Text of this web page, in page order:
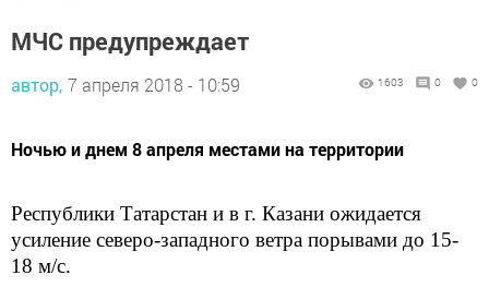
МЧС предупреждает
автор, 7 апреля 2018 - 10:59 1603 0 0
Ночью и днем 8 апреля местами на территории
Республики Татарстан и в г. Казани ожидается
усиление северо-западного ветра порывами до 15-
18 м/с.